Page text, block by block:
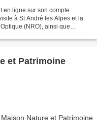
en ligne sur son compte
à St André les Alpes et la
(NRO), ainsi que
et Patrimoine